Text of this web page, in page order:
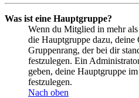
Was ist eine Hauptgruppe?
Wenn du Mitglied in mehr
die Hauptgruppe dazu, deine
Gruppenrang, der bei dir
festzulegen. Ein
geben, deine Hauptgruppe
festzulegen.
Nach oben